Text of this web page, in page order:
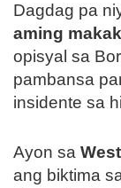
Dagdag pa
aming
opisyal sa
pambansa
insidente sa
Ayon sa
ang biktima